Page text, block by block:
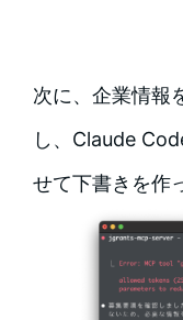
次に、企業情報
し、Claude
せて下書きを作